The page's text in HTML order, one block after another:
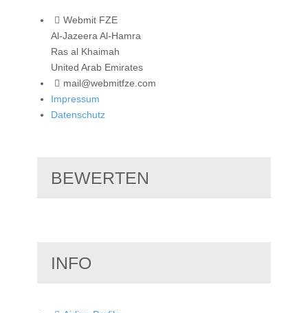
Webmit FZE
Al-Jazeera Al-Hamra
Ras al Khaimah
United Arab Emirates
mail@webmitfze.com
Impressum
Datenschutz
BEWERTEN
INFO